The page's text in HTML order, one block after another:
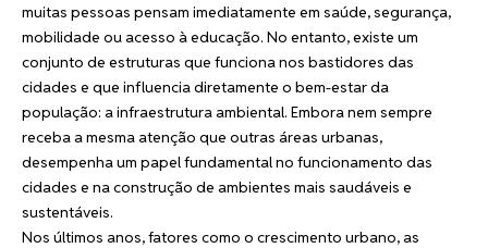
muitas pessoas pensam imediatamente em saúde, segurança,
mobilidade ou acesso à educação. No entanto, existe um
conjunto de estruturas que funciona nos bastidores das
cidades e que influencia diretamente o bem-estar da
população: a infraestrutura ambiental. Embora nem sempre
receba a mesma atenção que outras áreas urbanas,
desempenha um papel fundamental no funcionamento das
cidades e na construção de ambientes mais saudáveis e
sustentáveis.
Nos últimos anos, fatores como o crescimento urbano, as